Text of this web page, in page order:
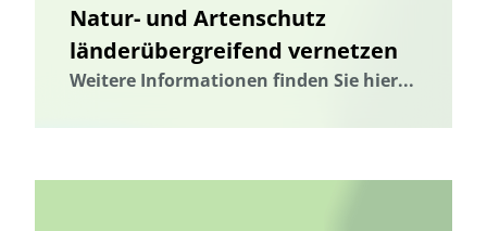
Natur- und Artenschutz
länderübergreifend vernetzen
Weitere Informationen finden Sie hier...